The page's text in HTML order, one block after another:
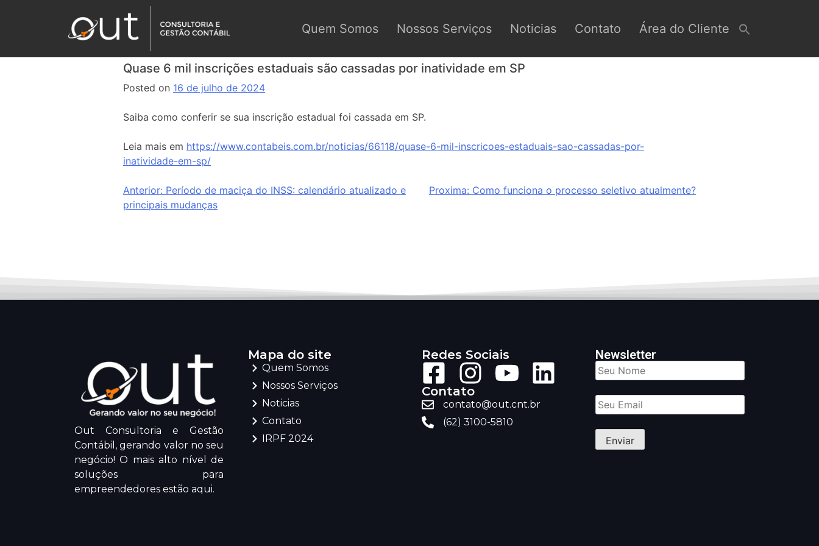
Quem Somos Nossos Serviços Noticias Contato Área do Cliente
Quase 6 mil inscrições estaduais são cassadas por inatividade em SP
Posted on 16 de julho de 2024
Saiba como conferir se sua inscrição estadual foi cassada em SP.
Leia mais em https://www.contabeis.com.br/noticias/66118/quase-6-mil-inscricoes-estaduais-sao-cassadas-por-
inatividade-em-sp/
Anterior: Período de maciça do INSS: calendário atualizado e
principais mudanças
Proxima: Como funciona o processo seletivo atualmente?
Out Consultoria e Gestão
Contábil, gerando valor no seu
negócio! O mais alto nível de
soluções para
empreendedores estão aqui.
Mapa do site
Quem Somos
Nossos Serviços
Noticias
Contato
IRPF 2024
Redes Sociais
Contato
contato@out.cnt.br
(62) 3100-5810
Newsletter